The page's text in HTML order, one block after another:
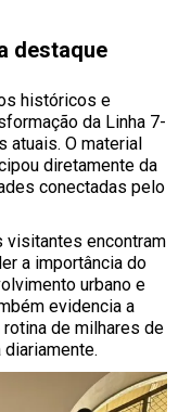
destaque
históricos e
da Linha 7-
atuais. O material
diretamente da
conectadas pelo
visitantes encontram
a importância do
urbano e
evidencia a
de milhares de